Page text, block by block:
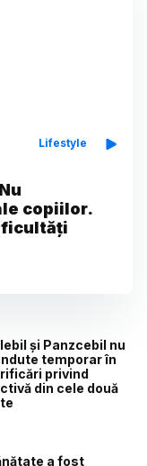
Lifestyle
copiilor.
și Panzcebil nu
temporar în
privind
din cele două
a fost